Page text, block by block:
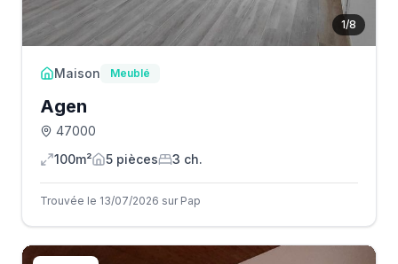
1/8
Maison Meublé
Agen
47000
100m²
5 pièces 3 ch.
Trouvée le 13/07/2026 sur Pap